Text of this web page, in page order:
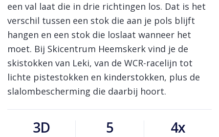
een val laat die in drie richtingen los. Dat is het
verschil tussen een stok die aan je pols blijft
hangen en een stok die loslaat wanneer het
moet. Bij Skicentrum Heemskerk vind je de
skistokken van Leki, van de WCR-racelijn tot
lichte pistestokken en kinderstokken, plus de
slalombescherming die daarbij hoort.
3D 5 4x